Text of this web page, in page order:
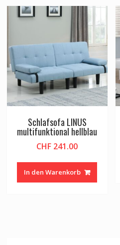
Schlafsofa LINUS
multifunktional hellblau
CHF 241.00
In den Warenkorb